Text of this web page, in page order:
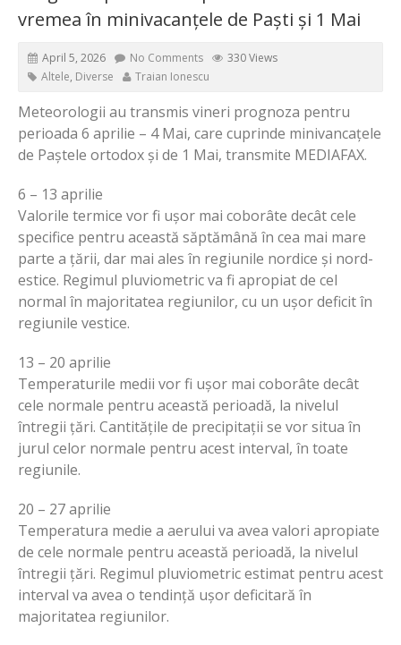
vremea în minivacanțele de Paști și 1 Mai
April 5, 2026 No Comments
330 Views
Altele, Diverse Traian Ionescu
Meteorologii au transmis vineri prognoza pentru
perioada 6 aprilie – 4 Mai, care cuprinde minivancațele
de Paștele ortodox și de 1 Mai, transmite MEDIAFAX.
6 – 13 aprilie
Valorile termice vor fi ușor mai coborâte decât cele
specifice pentru această săptămână în cea mai mare
parte a țării, dar mai ales în regiunile nordice și nord-
estice. Regimul pluviometric va fi apropiat de cel
normal în majoritatea regiunilor, cu un ușor deficit în
regiunile vestice.
13 – 20 aprilie
Temperaturile medii vor fi ușor mai coborâte decât
cele normale pentru această perioadă, la nivelul
întregii țări. Cantitățile de precipitații se vor situa în
jurul celor normale pentru acest interval, în toate
regiunile.
20 – 27 aprilie
Temperatura medie a aerului va avea valori apropiate
de cele normale pentru această perioadă, la nivelul
întregii țări. Regimul pluviometric estimat pentru acest
interval va avea o tendință ușor deficitară în
majoritatea regiunilor.